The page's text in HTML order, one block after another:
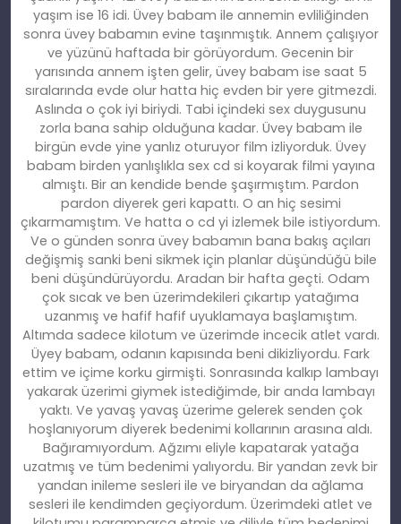
yaşım ise 16 idi. Üvey babam ile annemin evliliğinden
sonra üvey babamın evine taşınmıştık. Annem çalışıyor
ve yüzünü haftada bir görüyordum. Gecenin bir
yarısında annem işten gelir, üvey babam ise saat 5
sıralarında evde olur hatta hiç evden bir yere gitmezdi.
Aslında o çok iyi biriydi. Tabi içindeki sex duygusunu
zorla bana sahip olduğuna kadar. Üvey babam ile
birgün evde yine yanlız oturuyor film izliyorduk. Üvey
babam birden yanlışlıkla sex cd si koyarak filmi yayına
almıştı. Bir an kendide bende şaşırmıştım. Pardon
pardon diyerek geri kapattı. O an hiç sesimi
çıkarmamıştım. Ve hatta o cd yi izlemek bile istiyordum.
Ve o günden sonra üvey babamın bana bakış açıları
değişmiş sanki beni sikmek için planlar düşündüğü bile
beni düşündürüyordu. Aradan bir hafta geçti. Odam
çok sıcak ve ben üzerimdekileri çıkartıp yatağıma
uzanmış ve hafif hafif uyuklamaya başlamıştım.
Altımda sadece kilotum ve üzerimde incecik atlet vardı.
Üyey babam, odanın kapısında beni dikizliyordu. Fark
ettim ve içime korku girmişti. Sonrasında kalkıp lambayı
yakarak üzerimi giymek istediğimde, bir anda lambayı
yaktı. Ve yavaş yavaş üzerime gelerek senden çok
hoşlanıyorum diyerek bedenimi kollarının arasına aldı.
Bağıramıyordum. Ağzımı eliyle kapatarak yatağa
uzatmış ve tüm bedenimi yalıyordu. Bir yandan zevk bir
yandan inileme sesleri ile ve biryandan da ağlama
sesleri ile kendimden geçiyordum. Üzerimdeki atlet ve